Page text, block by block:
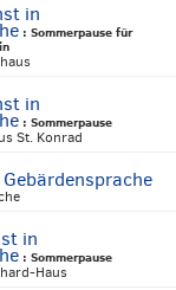
in
: Sommerpause für
in
: Sommerpause
St. Konrad
in
: Sommerpause
Haus